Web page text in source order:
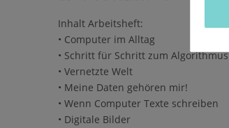
Inhalt Arbeitsheft:
• Computer im Alltag
• Schritt für Schritt zum Algorithmus
• Vernetzte Welt
• Meine Daten gehören mir!
• Wenn Computer Texte schreiben
• Digitale Bilder